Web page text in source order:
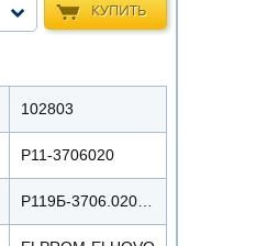
КУПИТЬ
102803
Р11-3706020